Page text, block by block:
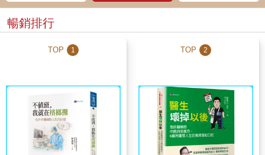
暢銷排行
TOP 1 TOP 2